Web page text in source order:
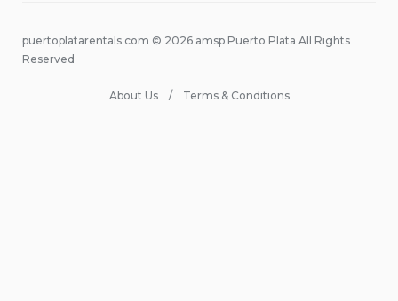
puertoplatarentals.com © 2026 amsp Puerto Plata All Rights
Reserved
About Us Terms & Conditions